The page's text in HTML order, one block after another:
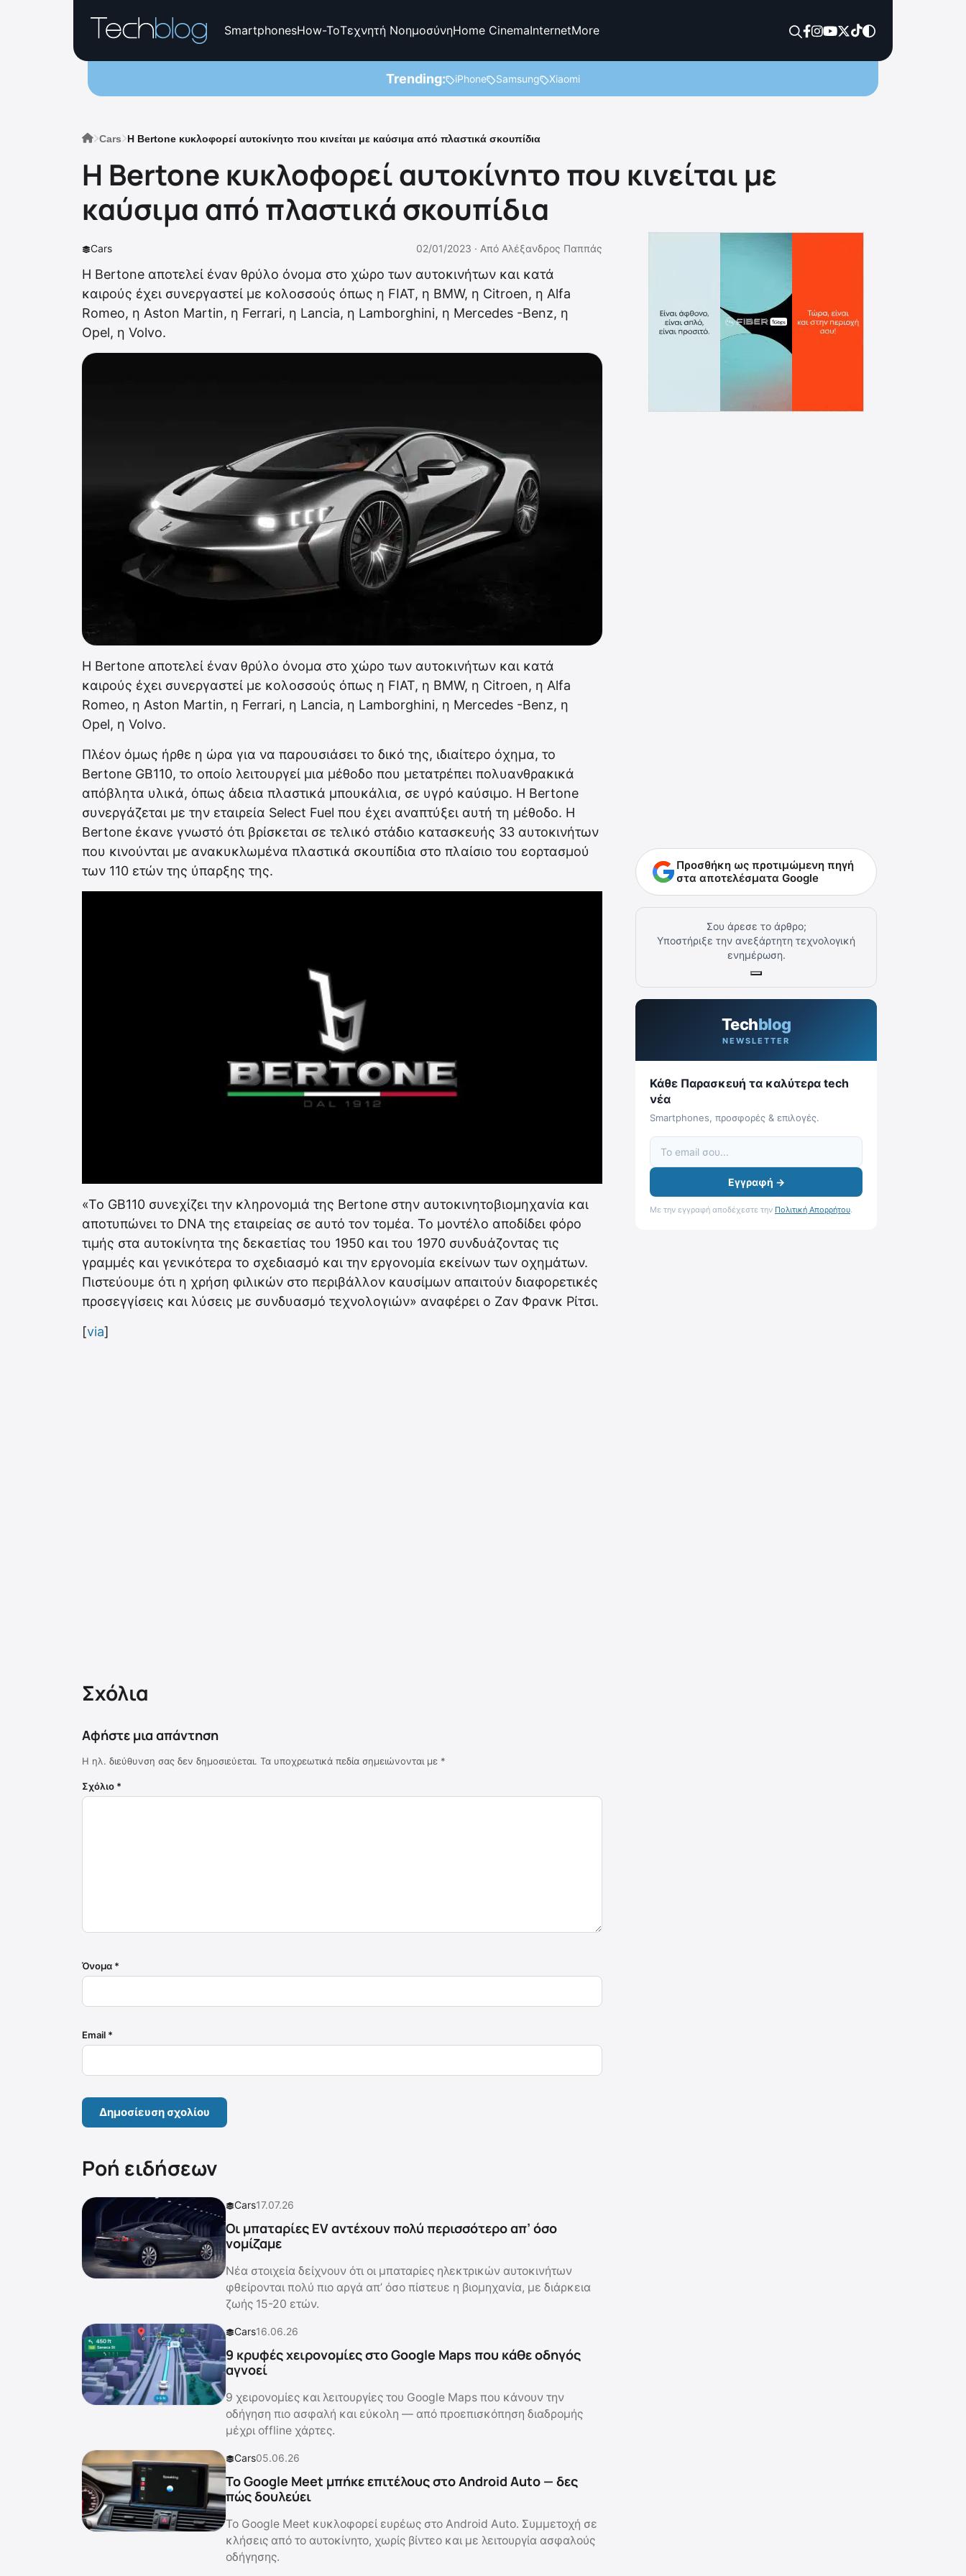
SmartphonesHow-ToΤεχνητή ΝοημοσύνηHome CinemaInternetMore
Trending: iPhone Samsung Xiaomi
Cars H Bertone κυκλοφορεί αυτοκίνητο που κινείται με καύσιμα από πλαστικά σκουπίδια
H Bertone κυκλοφορεί αυτοκίνητο που κινείται με
καύσιμα από πλαστικά σκουπίδια
Cars 02/01/2023 · Από Αλέξανδρος Παππάς
Η Bertone αποτελεί έναν θρύλο όνομα στο χώρο των αυτοκινήτων και κατά
καιρούς έχει συνεργαστεί με κολοσσούς όπως η FIAT, η BMW, η Citroen, η Alfa
Romeo, η Aston Martin, η Ferrari, η Lancia, η Lamborghini, η Mercedes -Benz, η
Opel, η Volvo.
Η Bertone αποτελεί έναν θρύλο όνομα στο χώρο των αυτοκινήτων και κατά
καιρούς έχει συνεργαστεί με κολοσσούς όπως η FIAT, η BMW, η Citroen, η Alfa
Romeo, η Aston Martin, η Ferrari, η Lancia, η Lamborghini, η Mercedes -Benz, η
Opel, η Volvo.
Πλέον όμως ήρθε η ώρα για να παρουσιάσει το δικό της, ιδιαίτερο όχημα, το
Bertone GB110, το οποίο λειτουργεί μια μέθοδο που μετατρέπει πολυανθρακικά
απόβλητα υλικά, όπως άδεια πλαστικά μπουκάλια, σε υγρό καύσιμο. Η Bertone
συνεργάζεται με την εταιρεία Select Fuel που έχει αναπτύξει αυτή τη μέθοδο. Η
Bertone έκανε γνωστό ότι βρίσκεται σε τελικό στάδιο κατασκευής 33 αυτοκινήτων
που κινούνται με ανακυκλωμένα πλαστικά σκουπίδια στο πλαίσιο του εορτασμού
των 110 ετών της ύπαρξης της.
«Το GB110 συνεχίζει την κληρονομιά της Bertone στην αυτοκινητοβιομηχανία και
αποτυπώνει το DNA της εταιρείας σε αυτό τον τομέα. Το μοντέλο αποδίδει φόρο
τιμής στα αυτοκίνητα της δεκαετίας του 1950 και του 1970 συνδυάζοντας τις
γραμμές και γενικότερα το σχεδιασμό και την εργονομία εκείνων των οχημάτων.
Πιστεύουμε ότι η χρήση φιλικών στο περιβάλλον καυσίμων απαιτούν διαφορετικές
προσεγγίσεις και λύσεις με συνδυασμό τεχνολογιών» αναφέρει ο Ζαν Φρανκ Ρίτσι.
[via]
Σχόλια
Αφήστε μια απάντηση
Η ηλ. διεύθυνση σας δεν δημοσιεύεται. Τα υποχρεωτικά πεδία σημειώνονται με *
Σχόλιο *
Όνομα *
Email *
Ροή ειδήσεων
Cars17.07.26
Οι μπαταρίες EV αντέχουν πολύ περισσότερο απ’ όσο
νομίζαμε
Νέα στοιχεία δείχνουν ότι οι μπαταρίες ηλεκτρικών αυτοκινήτων
φθείρονται πολύ πιο αργά απ’ όσο πίστευε η βιομηχανία, με διάρκεια
ζωής 15-20 ετών.
Cars16.06.26
9 κρυφές χειρονομίες στο Google Maps που κάθε οδηγός
αγνοεί
9 χειρονομίες και λειτουργίες του Google Maps που κάνουν την
οδήγηση πιο ασφαλή και εύκολη — από προεπισκόπηση διαδρομής
μέχρι offline χάρτες.
Cars05.06.26
Το Google Meet μπήκε επιτέλους στο Android Auto — δες
πώς δουλεύει
Το Google Meet κυκλοφορεί ευρέως στο Android Auto. Συμμετοχή σε
κλήσεις από το αυτοκίνητο, χωρίς βίντεο και με λειτουργία ασφαλούς
οδήγησης.
Προσθήκη ως προτιμώμενη πηγή
στα αποτελέσματα Google
Σου άρεσε το άρθρο;
Υποστήριξε την ανεξάρτητη τεχνολογική
ενημέρωση.
Techblog
NEWSLETTER
Κάθε Παρασκευή τα καλύτερα tech
νέα
Smartphones, προσφορές & επιλογές.
Εγγραφή →
Με την εγγραφή αποδέχεστε την Πολιτική Απορρήτου.